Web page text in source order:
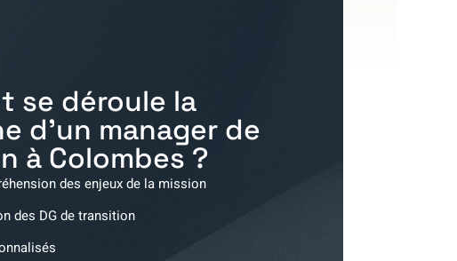
se déroule la
d'un manager de
à Colombes?
des enjeux de la mission
des DG de transition